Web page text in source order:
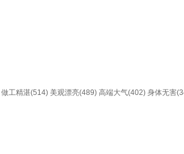
做工精湛(514) 美观漂亮(489) 高端大气(402) 身体无害